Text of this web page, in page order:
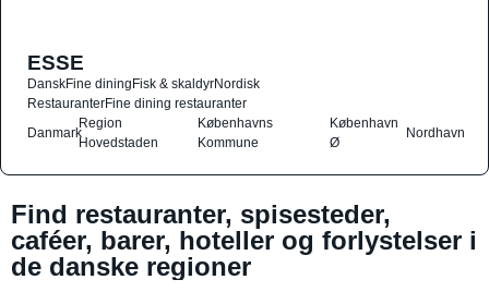
ESSE
DanskFine diningFisk & skaldyrNordisk
RestauranterFine dining restauranter
Danmark
Region
Hovedstaden
Københavns
Kommune
København
Ø
Nordhavn
Find restauranter, spisesteder,
caféer, barer, hoteller og forlystelser i
de danske regioner